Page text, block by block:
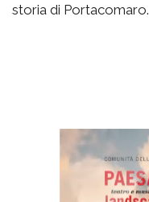
storia di Portacomaro.